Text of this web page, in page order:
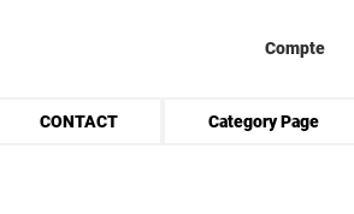
Compte
CONTACT Category Page